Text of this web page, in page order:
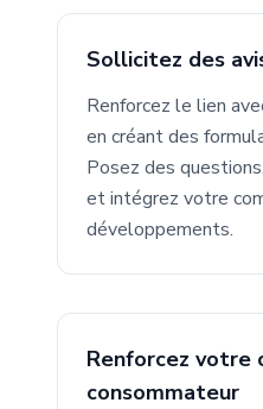
Sollicitez des
Renforcez le lien
en créant des
Posez des
et intégrez votre
développements.
Renforcez votre
consommateur